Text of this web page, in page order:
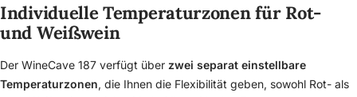
Individuelle Temperaturzonen für Rot-
und Weißwein
Der WineCave 187 verfügt über zwei separat einstellbare
Temperaturzonen, die Ihnen die Flexibilität geben, sowohl Rot- als